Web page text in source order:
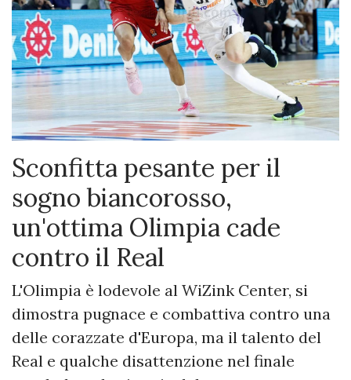
Sconfitta pesante per il
sogno biancorosso,
un'ottima Olimpia cade
contro il Real
L'Olimpia è lodevole al WiZink Center, si
dimostra pugnace e combattiva contro una
delle corazzate d'Europa, ma il talento del
Real e qualche disattenzione nel finale